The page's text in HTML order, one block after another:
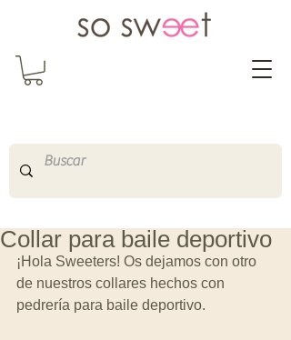
Collar para baile deportivo
¡Hola Sweeters! Os dejamos con otro
de nuestros collares hechos con
pedrería para baile deportivo.